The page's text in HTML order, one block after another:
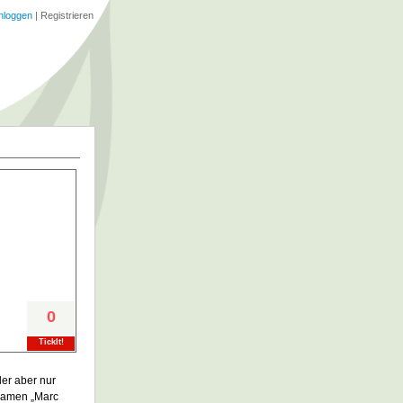
0
TickIt!
aber nur
„Marc
| Registrieren